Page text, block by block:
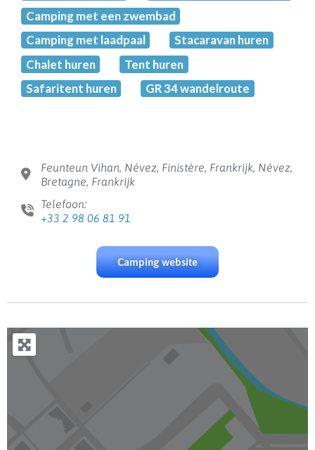
Camping met een zwembad
Camping met laadpaal
Stacaravan huren
Chalet huren
Tent huren
Safaritent huren
GR 34 wandelroute
Feunteun Vihan, Névez, Finistère, Frankrijk, Névez,
Bretagne, Frankrijk
Telefoon:
+33 2 98 06 81 91
Camping website